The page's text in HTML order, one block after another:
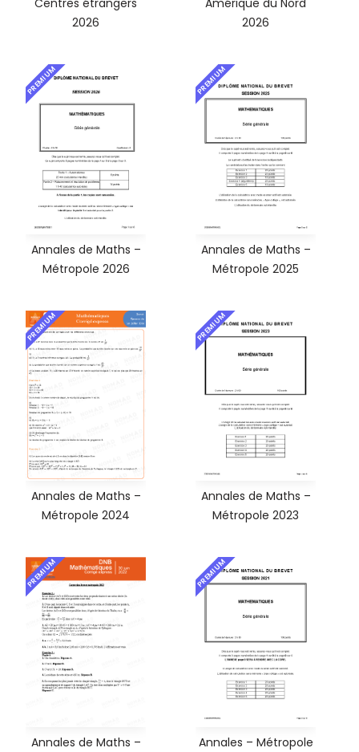
2026
2026
PREMIUM
Annales de Maths –
Métropole 2026
PREMIUM
Annales de Maths –
Métropole 2025
PREMIUM
Annales de Maths –
Métropole 2024
PREMIUM
Annales de Maths –
Métropole 2023
PREMIUM
Annales de Maths –
PREMIUM
Annales – Métropole